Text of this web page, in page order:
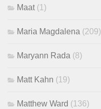
Maat (1)
Maria Magdalena (209)
Maryann Rada (8)
Matt Kahn (19)
Matthew Ward (136)